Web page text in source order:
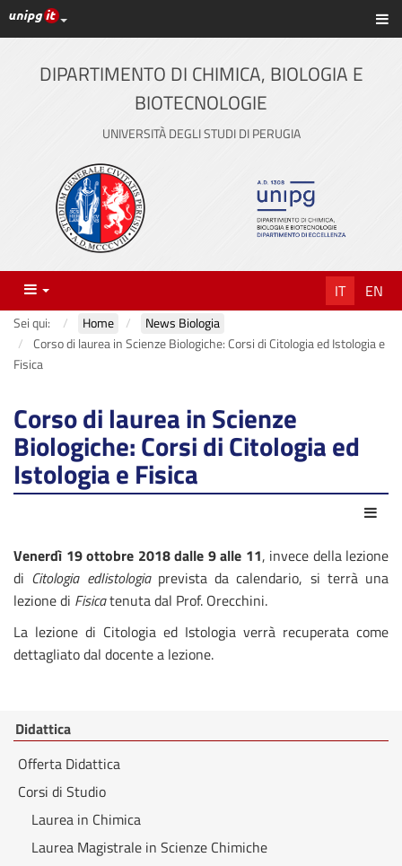
Vai
al
contenuto
principale
Link ai principali servizi web di Ateneo
DIPARTIMENTO DI CHIMICA, BIOLOGIA E
BIOTECNOLOGIE
UNIVERSITÀ DEGLI STUDI DI PERUGIA
Menu IT EN
Sei qui: Home
News Biologia
Corso di laurea in Scienze Biologiche: Corsi di Citologia ed Istologia e
Fisica
Corso di laurea in Scienze
Biologiche: Corsi di Citologia ed
Istologia e Fisica
Venerdì 19 ottobre 2018dalle 9 alle 11, invece della lezione
di Citologia edIistologiaprevista da calendario, si terrà una
lezione di Fisicatenuta dal Prof. Orecchini.
La lezione di Citologia ed Istologia verrà recuperata come
dettagliato dal docente a lezione.
Didattica
Offerta Didattica
Corsi di Studio
Laurea in Chimica
Laurea Magistrale in Scienze Chimiche